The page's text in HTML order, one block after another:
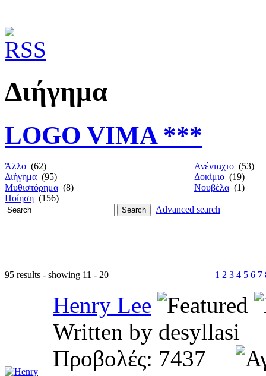
Διήγημα
LOGO VIMA ***
Άλλο (62) Ανένταχτο (53)
Διήγημα (95) Δοκίμιο (19)
Μυθιστόρημα (8) Νουβέλα (1)
Ποίηση (156)
Advanced search
95 results - showing 11 - 20 1 2 3 4 5 6 7
Henry Lee
Written by
Προβολές: 7437